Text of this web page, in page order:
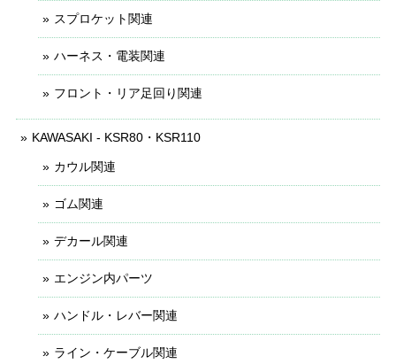
スプロケット関連
ハーネス・電装関連
フロント・リア足回り関連
KAWASAKI - KSR80・KSR110
カウル関連
ゴム関連
デカール関連
エンジン内パーツ
ハンドル・レバー関連
ライン・ケーブル関連